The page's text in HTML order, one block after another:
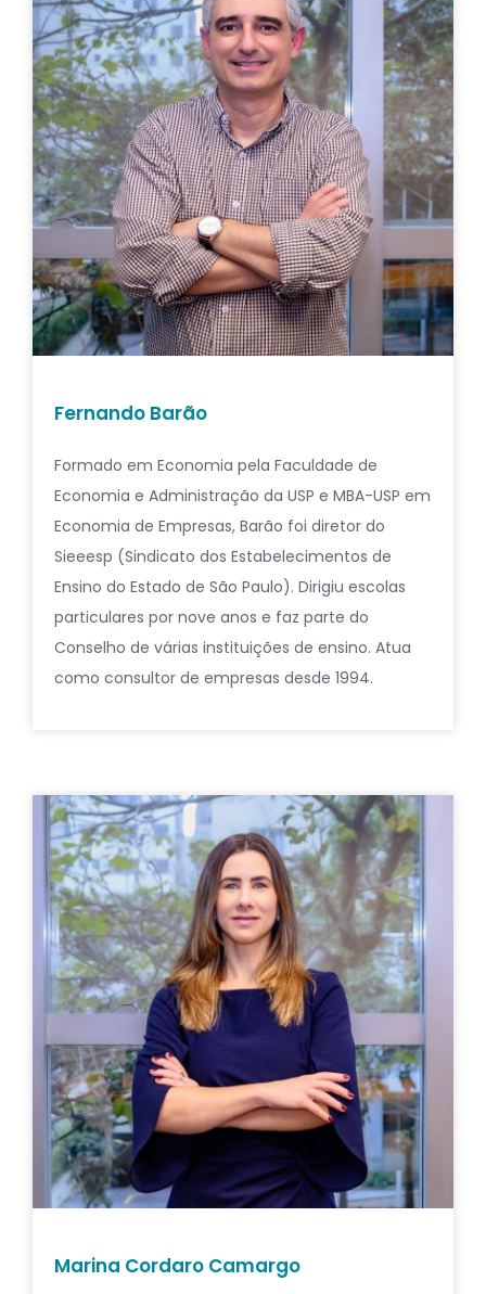
Fernando Barão
Formado em Economia pela Faculdade de
Economia e Administração da USP e MBA-USP em
Economia de Empresas, Barão foi diretor do
Sieeesp (Sindicato dos Estabelecimentos de
Ensino do Estado de São Paulo). Dirigiu escolas
particulares por nove anos e faz parte do
Conselho de várias instituições de ensino. Atua
como consultor de empresas desde 1994.
Marina Cordaro Camargo